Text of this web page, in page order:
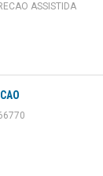
ASSISTIDA